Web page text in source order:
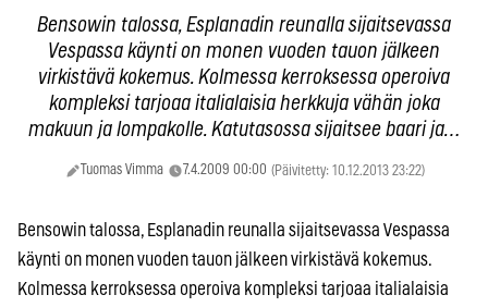
Bensowin talossa, Esplanadin reunalla sijaitsevassa
Vespassa käynti on monen vuoden tauon jälkeen
virkistävä kokemus. Kolmessa kerroksessa operoiva
kompleksi tarjoaa italialaisia herkkuja vähän joka
makuun ja lompakolle. Katutasossa sijaitsee baari ja…
Tuomas Vimma 7.4.2009 00:00 (Päivitetty: 10.12.2013 23:22)
Bensowin talossa, Esplanadin reunalla sijaitsevassa Vespassa
käynti on monen vuoden tauon jälkeen virkistävä kokemus.
Kolmessa kerroksessa operoiva kompleksi tarjoaa italialaisia